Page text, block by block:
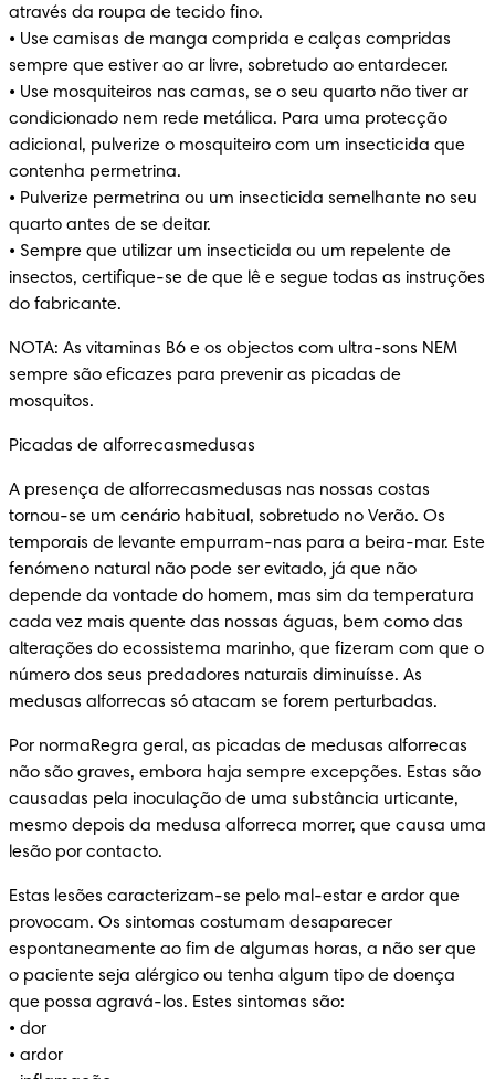
através da roupa de tecido fino.
• Use camisas de manga comprida e calças compridas
sempre que estiver ao ar livre, sobretudo ao entardecer.
• Use mosquiteiros nas camas, se o seu quarto não tiver ar
condicionado nem rede metálica. Para uma protecção
adicional, pulverize o mosquiteiro com um insecticida que
contenha permetrina.
• Pulverize permetrina ou um insecticida semelhante no seu
quarto antes de se deitar.
• Sempre que utilizar um insecticida ou um repelente de
insectos, certifique-se de que lê e segue todas as instruções
do fabricante.
NOTA: As vitaminas B6 e os objectos com ultra-sons NEM
sempre são eficazes para prevenir as picadas de
mosquitos.
Picadas de alforrecasmedusas
A presença de alforrecasmedusas nas nossas costas
tornou-se um cenário habitual, sobretudo no Verão. Os
temporais de levante empurram-nas para a beira-mar. Este
fenómeno natural não pode ser evitado, já que não
depende da vontade do homem, mas sim da temperatura
cada vez mais quente das nossas águas, bem como das
alterações do ecossistema marinho, que fizeram com que o
número dos seus predadores naturais diminuísse. As
medusas alforrecas só atacam se forem perturbadas.
Por normaRegra geral, as picadas de medusas alforrecas
não são graves, embora haja sempre excepções. Estas são
causadas pela inoculação de uma substância urticante,
mesmo depois da medusa alforreca morrer, que causa uma
lesão por contacto.
Estas lesões caracterizam-se pelo mal-estar e ardor que
provocam. Os sintomas costumam desaparecer
espontaneamente ao fim de algumas horas, a não ser que
o paciente seja alérgico ou tenha algum tipo de doença
que possa agravá-los. Estes sintomas são:
• dor
• ardor